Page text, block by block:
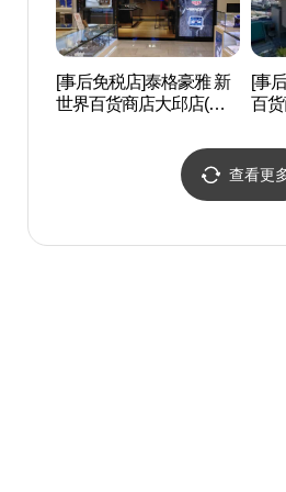
[事后免税店]泰格豪雅 新
世界百货商店大邱店(태
[事
百
查看更